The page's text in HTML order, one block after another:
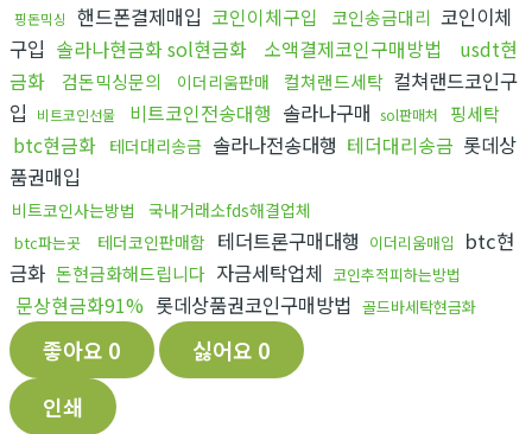
핑돈믹싱 핸드폰결제매입 코인이체구입 코인송금대리 코인이체
구입 솔라나현금화 sol현금화 소액결제코인구매방법
usdt현
금화
검돈믹싱문의 이더리움판매 컬쳐랜드세탁 컬쳐랜드코인구
입
비트코인선물 비트코인전송대행 솔라나구매 sol판매처 핑세탁
btc현금화 테더대리송금 솔라나전송대행 테더대리송금 롯데상
품권매입
비트코인사는방법 국내거래소fds해결업체
btc파는곳 테더코인판매함 테더트론구매대행 이더리움매입
btc현
금화 돈현금화해드립니다 자금세탁업체 코인추적피하는방법
문상현금화91% 롯데상품권코인구매방법 골드바세탁현금화
좋아요 0 싫어요 0
인쇄